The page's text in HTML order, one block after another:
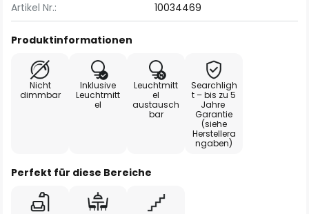
Artikel Nr.:
10034469
Produktinformationen
Nicht
dimmbar
Inklusive
Leuchtmitt
el
Leuchtmitt
el
austausch
bar
Searchligh
t – bis zu 5
Jahre
Garantie
(siehe
Herstellera
ngaben)
Perfekt für diese Bereiche